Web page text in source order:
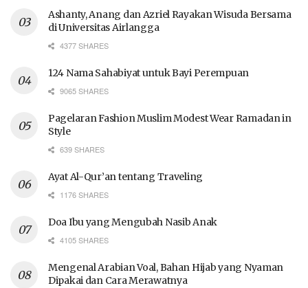
Ashanty, Anang dan Azriel Rayakan Wisuda Bersama
di Universitas Airlangga
4377 SHARES
124 Nama Sahabiyat untuk Bayi Perempuan
9065 SHARES
Pagelaran Fashion Muslim Modest Wear Ramadan in
Style
639 SHARES
Ayat Al-Qur’an tentang Traveling
1176 SHARES
Doa Ibu yang Mengubah Nasib Anak
4105 SHARES
Mengenal Arabian Voal, Bahan Hijab yang Nyaman
Dipakai dan Cara Merawatnya